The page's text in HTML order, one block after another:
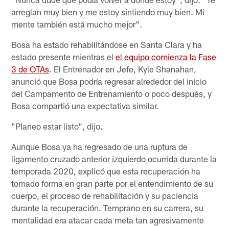
arreglan muy bien y me estoy sintiendo muy bien. Mi
mente también está mucho mejor".
Bosa ha estado rehabilitándose en Santa Clara y ha
estado presente mientras elel equipo comienza la Fase
3 de OTAs. El Entrenador en Jefe, Kyle Shanahan,
anunció que Bosa podría regresar alrededor del inicio
del Campamento de Entrenamiento o poco después, y
Bosa compartió una expectativa similar.
"Planeo estar listo", dijo.
Aunque Bosa ya ha regresado de una ruptura de
ligamento cruzado anterior izquierdo ocurrida durante la
temporada 2020, explicó que esta recuperación ha
tomado forma en gran parte por el entendimiento de su
cuerpo, el proceso de rehabilitación y su paciencia
durante la recuperación. Temprano en su carrera, su
mentalidad era atacar cada meta tan agresivamente